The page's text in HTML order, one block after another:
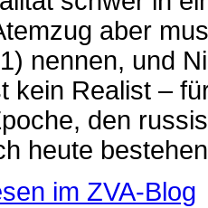
aber
nennen, und
kein Realist –
den
heute
im ZVA-Blog